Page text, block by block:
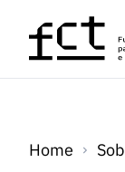
Saltar para o
Home